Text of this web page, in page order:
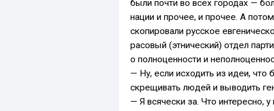
были почти во всех городах —
нации и прочее, и прочее. А
скопировали русское
расовый (этнический) отдел
о полноценности и
— Ну, если исходить из идеи, что
скрещивать людей и выводить
— Я всячески за. Что интересно,